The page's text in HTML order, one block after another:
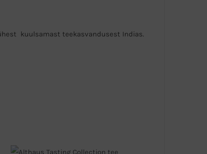
kuulsamast teekasvandusest Indias.